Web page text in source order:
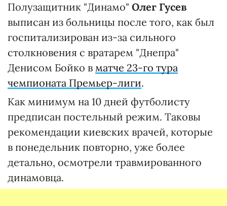
Полузащитник "Динамо" Олег Гусев
выписан из больницы после того, как был
госпитализирован из-за сильного
столкновения с вратарем "Днепра"
Денисом Бойко в матче 23-го тура
чемпионата Премьер-лиги.
Как минимум на 10 дней футболисту
предписан постельный режим. Таковы
рекомендации киевских врачей, которые
в понедельник повторно, уже более
детально, осмотрели травмированного
динамовца.